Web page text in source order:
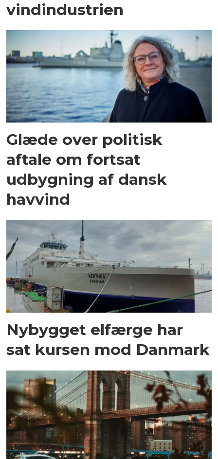
vindindustrien
Glæde over politisk
aftale om fortsat
udbygning af dansk
havvind
Nybygget elfærge har
sat kursen mod Danmark